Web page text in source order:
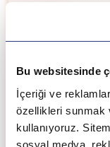
Bu websitesinde
İçeriği ve
özellikleri sunmak
kullanıyoruz.
sosyal medya,
Ortalama Aylık
Gıda:
Ulaşım:
Konaklama